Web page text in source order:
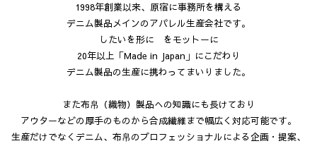
1998年創業以来、原宿に事務所を構える
デニム製品メインのアパレル生産会社です。
したいを形に をモットーに
20年以上「Made in Japan」にこだわり
デニム製品の生産に携わってまいりました。
また布帛（織物）製品への知識にも長けており
アウターなどの厚手のものから合成繊維まで幅広く対応可能です。
生産だけでなくデニム、布帛のプロフェッショナルによる企画・提案、